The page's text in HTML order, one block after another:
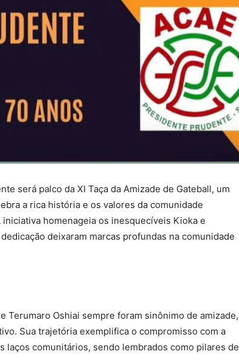
será palco da XI Taça da Amizade de Gateball, um
a rica história e os valores da comunidade
homenageia os inesquecíveis Kioka e
deixaram marcas profundas na comunidade
Terumaro Oshiai sempre foram sinônimo de amizade,
Sua trajetória exemplifica o compromisso com a
laços comunitários, sendo lembrados como pilares de